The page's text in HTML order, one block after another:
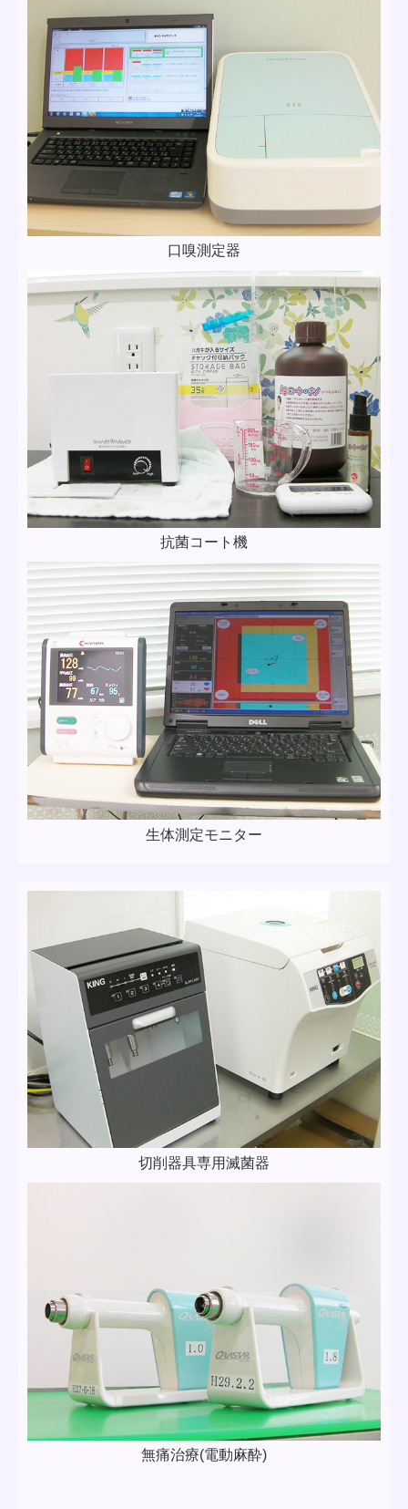
口嗅測定器
抗菌コート機
生体測定モニター
切削器具専用滅菌器
無痛治療(電動麻酔)